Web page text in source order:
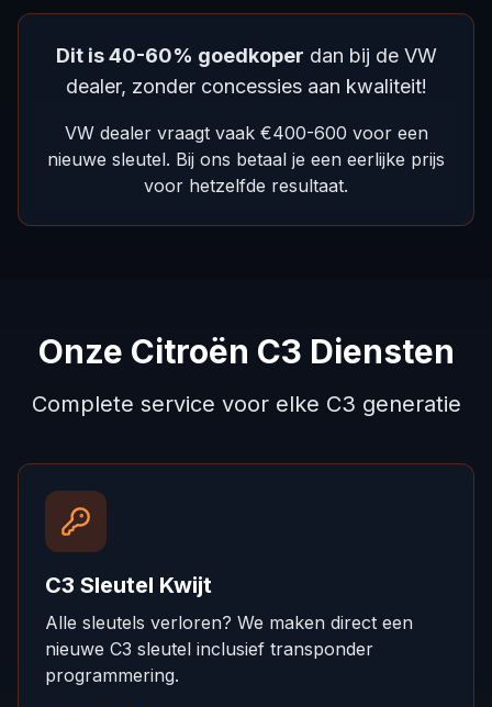
Dit is 40-60% goedkoper dan bij de VW
dealer, zonder concessies aan kwaliteit!
VW dealer vraagt vaak €400-600 voor een
nieuwe sleutel. Bij ons betaal je een eerlijke prijs
voor hetzelfde resultaat.
Onze Citroën C3 Diensten
Complete service voor elke C3 generatie
C3 Sleutel Kwijt
Alle sleutels verloren? We maken direct een
nieuwe C3 sleutel inclusief transponder
programmering.